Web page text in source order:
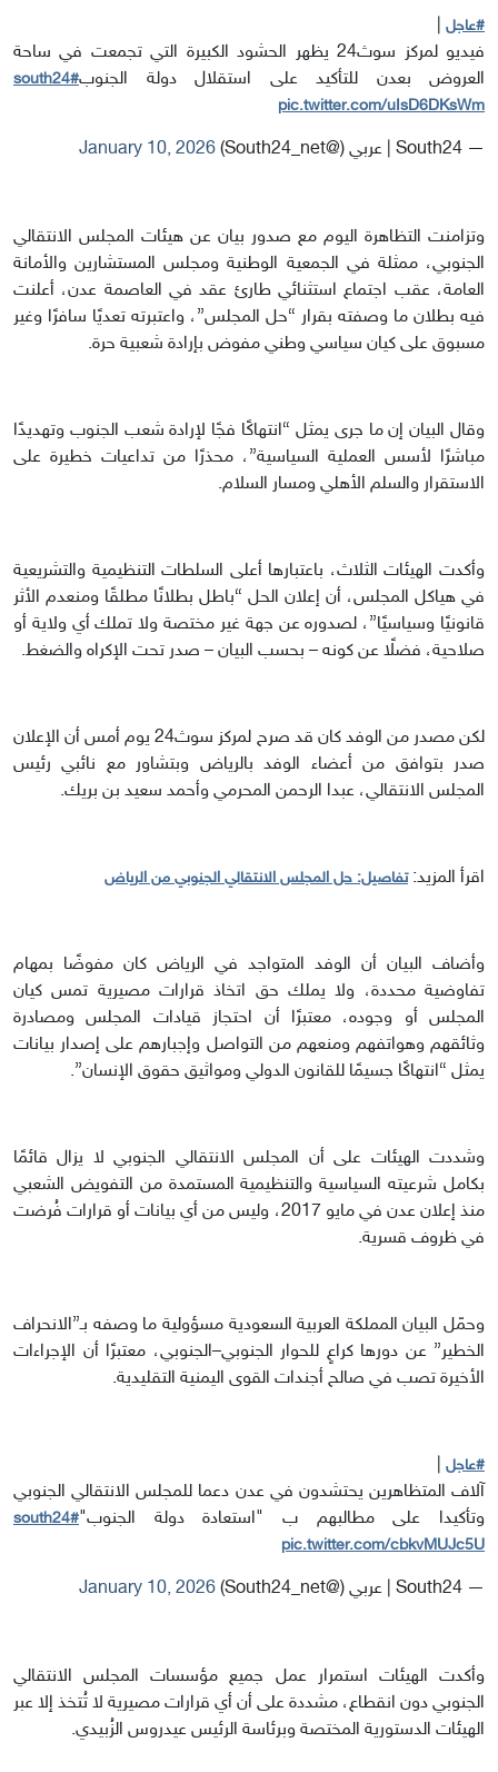
#عاجل
فيديو لمركز سوث24 يظهر الحشود الكبيرة التي تجمعت في ساحة
العروض بعدن للتأكيد على استقلال دولة الجنوب#south24
pic.twitter.com/uIsD6DKsWm
— South24 | عربي (@South24_net) January 10, 2026
وتزامنت التظاهرة اليوم مع صدور بيان عن هيئات المجلس الانتقالي
الجنوبي، ممثلة في الجمعية الوطنية ومجلس المستشارين والأمانة
العامة، عقب اجتماع استثنائي طارئ عقد في العاصمة عدن، أعلنت
فيه بطلان ما وصفته بقرار “حل المجلس”، واعتبرته تعديًا سافرًا وغير
مسبوق على كيان سياسي وطني مفوض بإرادة شعبية حرة.
وقال البيان إن ما جرى يمثل “انتهاكًا فجًا لإرادة شعب الجنوب وتهديدًا
مباشرًا لأسس العملية السياسية”، محذرًا من تداعيات خطيرة على
الاستقرار والسلم الأهلي ومسار السلام.
وأكدت الهيئات الثلاث، باعتبارها أعلى السلطات التنظيمية والتشريعية
في هياكل المجلس، أن إعلان الحل “باطل بطلانًا مطلقًا ومنعدم الأثر
قانونيًا وسياسيًا”، لصدوره عن جهة غير مختصة ولا تملك أي ولاية أو
صلاحية، فضلًا عن كونه – بحسب البيان – صدر تحت الإكراه والضغط.
لكن مصدر من الوفد كان قد صرح لمركز سوث24 يوم أمس أن الإعلان
صدر بتوافق من أعضاء الوفد بالرياض وبتشاور مع نائبي رئيس
المجلس الانتقالي، عبدا الرحمن المحرمي وأحمد سعيد بن بريك.
اقرأ المزيد:تفاصيل: حل المجلس الانتقالي الجنوبي من الرياض
وأضاف البيان أن الوفد المتواجد في الرياض كان مفوضًا بمهام
تفاوضية محددة، ولا يملك حق اتخاذ قرارات مصيرية تمس كيان
المجلس أو وجوده، معتبرًا أن احتجاز قيادات المجلس ومصادرة
وثائقهم وهواتفهم ومنعهم من التواصل وإجبارهم على إصدار بيانات
يمثل “انتهاكًا جسيمًا للقانون الدولي ومواثيق حقوق الإنسان”.
وشددت الهيئات على أن المجلس الانتقالي الجنوبي لا يزال قائمًا
بكامل شرعيته السياسية والتنظيمية المستمدة من التفويض الشعبي
منذ إعلان عدن في مايو 2017، وليس من أي بيانات أو قرارات فُرضت
في ظروف قسرية.
وحمّل البيان المملكة العربية السعودية مسؤولية ما وصفه بـ”الانحراف
الخطير” عن دورها كراعٍ للحوار الجنوبي–الجنوبي، معتبرًا أن الإجراءات
الأخيرة تصب في صالح أجندات القوى اليمنية التقليدية.
#عاجل
آلاف المتظاهرين يحتشدون في عدن دعما للمجلس الانتقالي الجنوبي
وتأكيدا على مطالبهم ب "استعادة دولة الجنوب"#south24
pic.twitter.com/cbkvMUJc5U
— South24 | عربي (@South24_net) January 10, 2026
وأكدت الهيئات استمرار عمل جميع مؤسسات المجلس الانتقالي
الجنوبي دون انقطاع، مشددة على أن أي قرارات مصيرية لا تُتخذ إلا عبر
الهيئات الدستورية المختصة وبرئاسة الرئيس عيدروس الزُبيدي.